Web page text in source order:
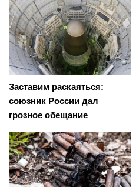
Заставим раскаяться:
союзник России дал
грозное обещание